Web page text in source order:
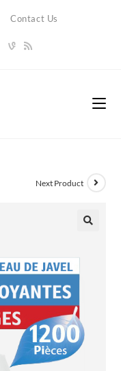
Contact Us
Next Product